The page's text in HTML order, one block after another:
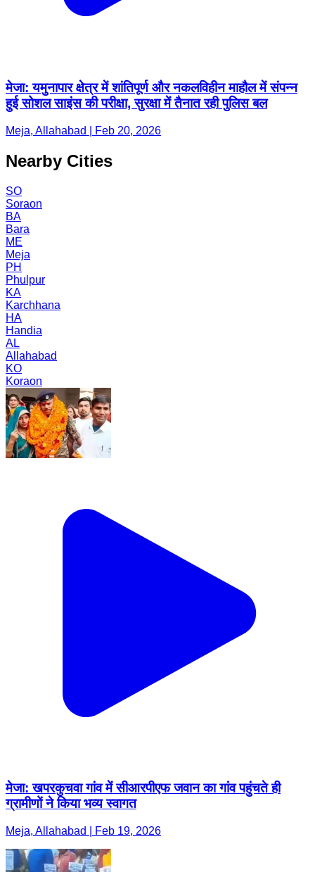
मेजा: यमुनापार क्षेत्र में शांतिपूर्ण और नकलविहीन माहौल में संपन्न
हुई सोशल साइंस की परीक्षा, सुरक्षा में तैनात रही पुलिस बल
Meja, Allahabad | Feb 20, 2026
Nearby Cities
SO
Soraon
BA
Bara
ME
Meja
PH
Phulpur
KA
Karchhana
HA
Handia
AL
Allahabad
KO
Koraon
मेजा: खपरकुचवा गांव में सीआरपीएफ जवान का गांव पहुंचते ही
ग्रामीणों ने किया भव्य स्वागत
Meja, Allahabad | Feb 19, 2026